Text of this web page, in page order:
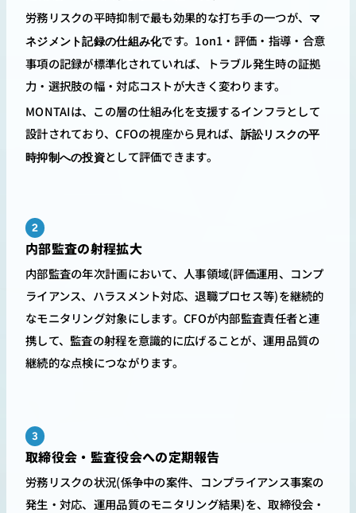
労務リスクの平時抑制で最も効果的な打ち手の一つが、
マ
ネジメント記録の仕組み化です。1on1・評価・指導・合意
事項の記録が標準化されていれば、トラブル発生時の証拠
力・選択肢の幅・対応コストが大きく変わります。
MONTAIは、この層の仕組み化を支援するインフラとして
設計されており、CFOの視座から見れば、
訴訟リスクの平
時抑制への投資として評価できます。
2
内部監査の射程拡大
内部監査の年次計画において、人事領域(評価運用、コンプ
ライアンス、ハラスメント対応、退職プロセス等)を継続的
なモニタリング対象にします。CFOが内部監査責任者と連
携して、監査の射程を意識的に広げることが、運用品質の
継続的な点検につながります。
3
取締役会・監査役会への定期報告
労務リスクの状況(係争中の案件、コンプライアンス事案の
発生・対応、運用品質のモニタリング結果)を、取締役会・